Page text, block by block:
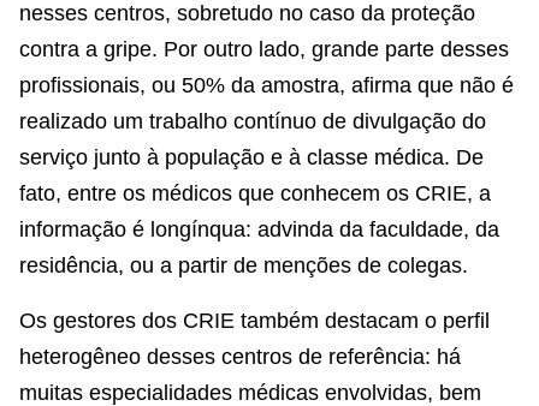
nesses centros, sobretudo no caso da proteção
contra a gripe. Por outro lado, grande parte desses
profissionais, ou 50% da amostra, afirma que não é
realizado um trabalho contínuo de divulgação do
serviço junto à população e à classe médica. De
fato, entre os médicos que conhecem os CRIE, a
informação é longínqua: advinda da faculdade, da
residência, ou a partir de menções de colegas.
Os gestores dos CRIE também destacam o perfil
heterogêneo desses centros de referência: há
muitas especialidades médicas envolvidas, bem